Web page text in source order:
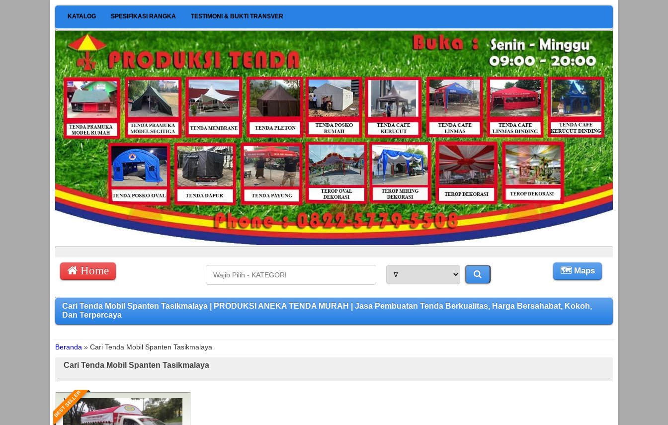
KATALOG SPESIFIKASI RANGKA TESTIMONI & BUKTI TRANSVER
Home 🗺 Maps
Cari Tenda Mobil Spanten Tasikmalaya | PRODUKSI ANEKA TENDA MURAH | Jasa Pembuatan Tenda Berkualitas, Harga Bersahabat, Kokoh,
Dan Terpercaya
Beranda » Cari Tenda Mobil Spanten Tasikmalaya
Cari Tenda Mobil Spanten Tasikmalaya
BEST SELLER